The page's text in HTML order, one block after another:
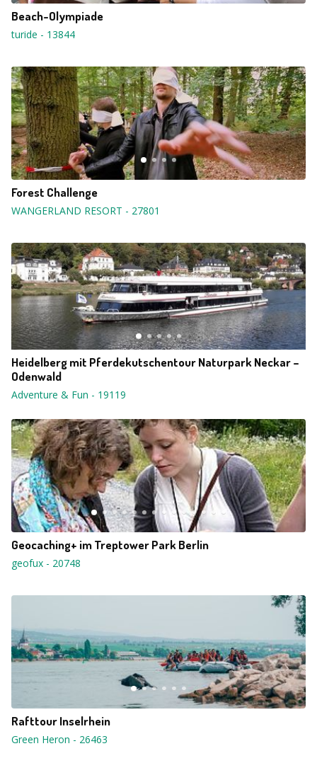
Beach-Olympiade
turide - 13844
Forest Challenge
WANGERLAND RESORT - 27801
Heidelberg mit Pferdekutschentour Naturpark Neckar –
Odenwald
Adventure & Fun - 19119
Geocaching+ im Treptower Park Berlin
geofux - 20748
Rafttour Inselrhein
Green Heron - 26463